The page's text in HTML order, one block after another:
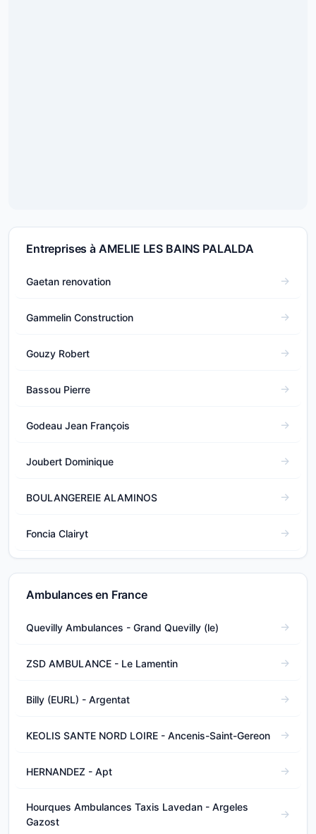
Entreprises à AMELIE LES BAINS PALALDA
Gaetan renovation
Gammelin Construction
Gouzy Robert
Bassou Pierre
Godeau Jean François
Joubert Dominique
BOULANGEREIE ALAMINOS
Foncia Clairyt
Ambulances en France
Quevilly Ambulances - Grand Quevilly (le)
ZSD AMBULANCE - Le Lamentin
Billy (EURL) - Argentat
KEOLIS SANTE NORD LOIRE - Ancenis-Saint-Gereon
HERNANDEZ - Apt
Hourques Ambulances Taxis Lavedan - Argeles
Gazost